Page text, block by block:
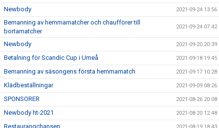
Newbody 2021-09-24 13:56
Bemanning av hemmamatcher och chaufförer till
bortamatcher
2021-09-24 07:42
Newbody 2021-09-20 20:39
Betalning för Scandic Cup i Umeå 2021-09-18 19:45
Bemanning av säsongens första hemmamatch 2021-09-17 10:28
Klädbeställningar 2021-09-09 08:26
SPONSORER 2021-08-26 20:08
Newbody ht-2021 2021-08-20 12:48
Restaurangchansen